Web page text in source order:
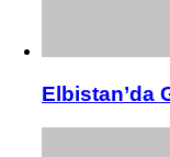
Elbistan’da